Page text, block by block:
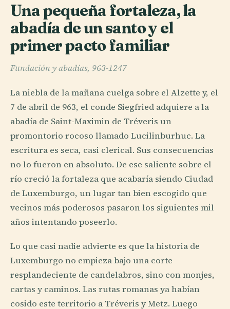
Una pequeña fortaleza, la
abadía de un santo y el
primer pacto familiar
Fundación y abadías, 963-1247
La niebla de la mañana cuelga sobre el Alzette y, el
7 de abril de 963, el conde Siegfried adquiere a la
abadía de Saint-Maximin de Tréveris un
promontorio rocoso llamado Lucilinburhuc. La
escritura es seca, casi clerical. Sus consecuencias
no lo fueron en absoluto. De ese saliente sobre el
río creció la fortaleza que acabaría siendo Ciudad
de Luxemburgo, un lugar tan bien escogido que
vecinos más poderosos pasaron los siguientes mil
años intentando poseerlo.
Lo que casi nadie advierte es que la historia de
Luxemburgo no empieza bajo una corte
resplandeciente de candelabros, sino con monjes,
cartas y caminos. Las rutas romanas ya habían
cosido este territorio a Tréveris y Metz. Luego